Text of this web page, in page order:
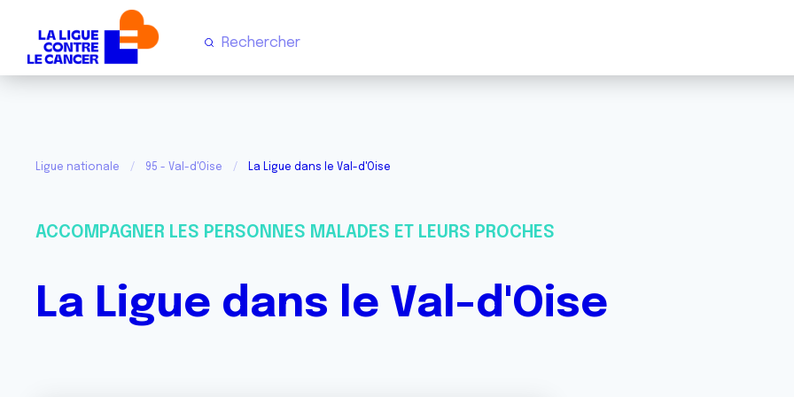
Ligue nationale 95 - Val-d'Oise La Ligue dans le Val-d'Oise
ACCOMPAGNER LES PERSONNES MALADES ET LEURS PROCHES
La Ligue dans le Val-d'Oise